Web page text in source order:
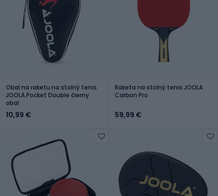
Obal na raketu na stolný tenis
JOOLA Pocket Double čierny
obal
10,99 €
Raketa na stolný tenis JOOLA
Carbon Pro
59,99 €